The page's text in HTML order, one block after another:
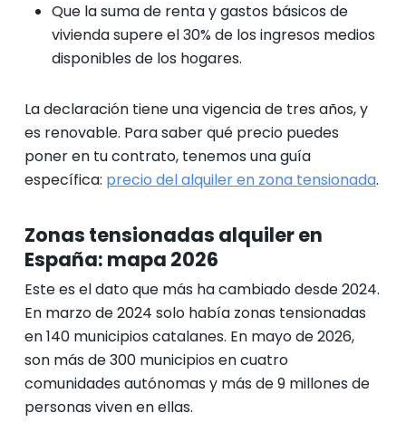
Que la suma de renta y gastos básicos de
vivienda supere el 30% de los ingresos medios
disponibles de los hogares.
La declaración tiene una vigencia de tres años, y
es renovable. Para saber qué precio puedes
poner en tu contrato, tenemos una guía
específica: precio del alquiler en zona tensionada.
Zonas tensionadas alquiler en
España: mapa 2026
Este es el dato que más ha cambiado desde 2024.
En marzo de 2024 solo había zonas tensionadas
en 140 municipios catalanes. En mayo de 2026,
son más de 300 municipios en cuatro
comunidades autónomas y más de 9 millones de
personas viven en ellas.